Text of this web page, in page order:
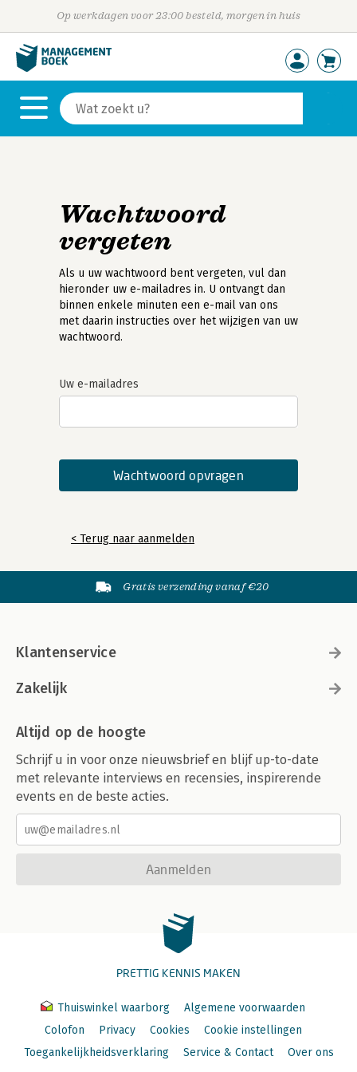
Op werkdagen voor 23:00 besteld, morgen in huis
Wachtwoord
vergeten
Als u uw wachtwoord bent vergeten, vul dan
hieronder uw e-mailadres in. U ontvangt dan
binnen enkele minuten een e-mail van ons
met daarin instructies over het wijzigen van uw
wachtwoord.
Uw e-mailadres
< Terug naar aanmelden
Gratis verzending vanaf €20
Klantenservice
Zakelijk
Altijd op de hoogte
Schrijf u in voor onze nieuwsbrief en blijf up-to-date
met relevante interviews en recensies, inspirerende
events en de beste acties.
Aanmelden
PRETTIG KENNIS MAKEN
Thuiswinkel waarborg
Algemene voorwaarden
Colofon
Privacy Cookies
Cookie instellingen
Toegankelijkheidsverklaring
Service & Contact Over ons